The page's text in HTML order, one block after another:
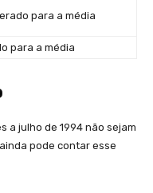
para a média
para a média
a julho de 1994 não sejam
pode contar esse